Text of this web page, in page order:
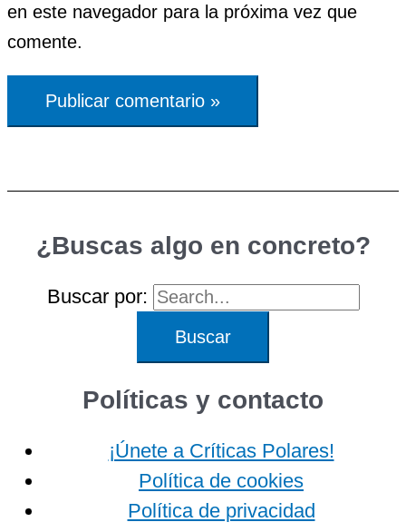
en este navegador para la próxima vez que
comente.
¿Buscas algo en concreto?
Buscar por:
Políticas y contacto
¡Únete a Críticas Polares!
Política de cookies
Política de privacidad